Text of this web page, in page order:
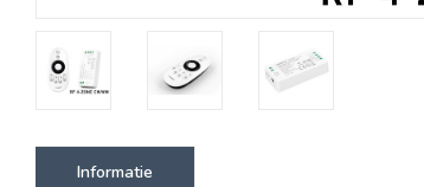
Informatie